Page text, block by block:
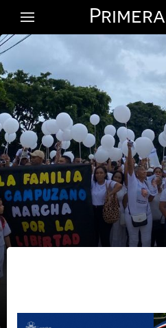
Primera